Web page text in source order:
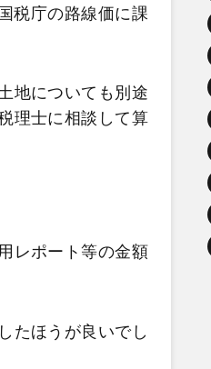
税庁の路線価に課
地についても別途
理士に相談して算
レポート等の金額
たほうが良いでし